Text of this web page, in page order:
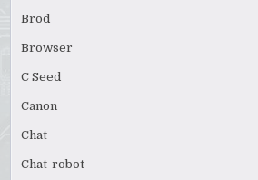
Brod
Browser
C Seed
Canon
Chat
Chat-robot